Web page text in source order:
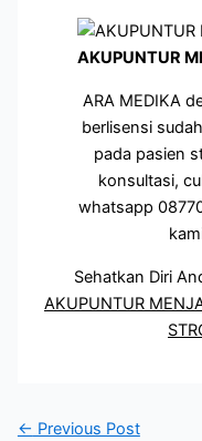
AKUPUNTUR
ARA MEDIKA
berlisensi
pada pasien
konsultasi,
whatsapp
Sehatkan Diri
AKUPUNTUR
← Previous Post